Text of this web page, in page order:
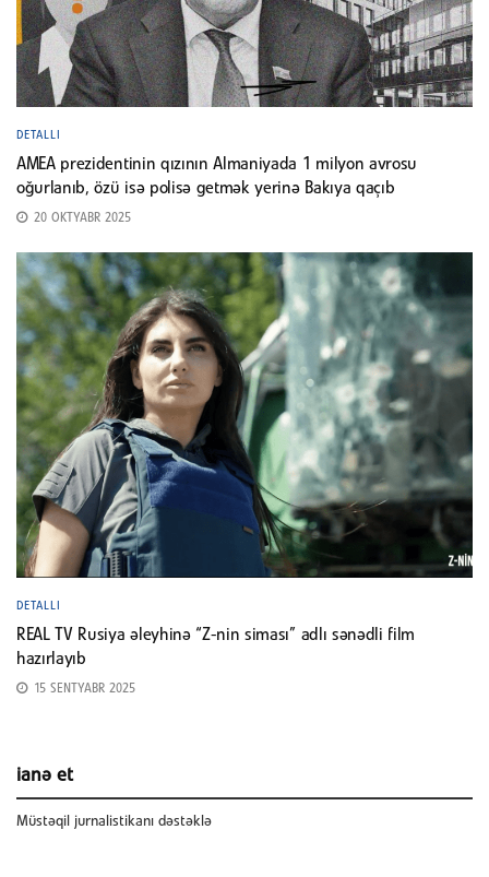
DETALLI
AMEA prezidentinin qızının Almaniyada 1 milyon avrosu
oğurlanıb, özü isə polisə getmək yerinə Bakıya qaçıb
20 OKTYABR 2025
DETALLI
REAL TV Rusiya əleyhinə “Z-nin siması” adlı sənədli film
hazırlayıb
15 SENTYABR 2025
ianə et
Müstəqil jurnalistikanı dəstəklə